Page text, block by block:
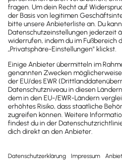
Brandheiße
News direkt in
dein Postfach
Möchtest du zukünftig
wichtige News zu
Gesetzesänderungen,
hilfreiche Praxis-Tipps und
kostenlose Tools für
Unternehmen erhalten?
Dann abonniere unseren